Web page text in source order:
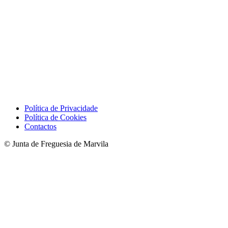
Política de Privacidade
Política de Cookies
Contactos
© Junta de Freguesia de Marvila